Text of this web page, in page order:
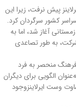
پیش نرفت، زیرا این
آغاز شد، اما به
به طور تصاعدی
منحصر به ‌فرد
الگویی برای دیگران
وست ایرلاینزوجود